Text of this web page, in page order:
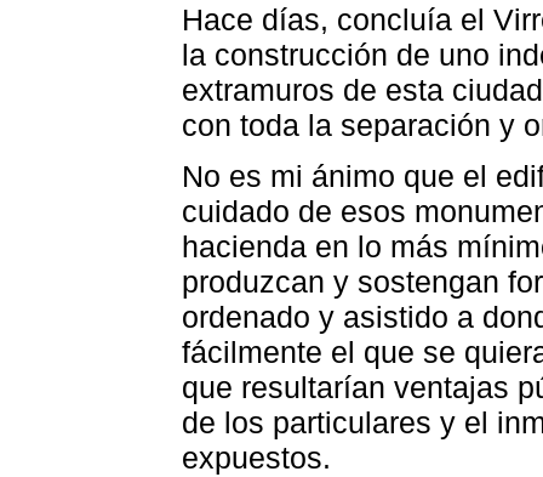
Hace días, concluía el
la construcción de uno
extramuros de esta
con toda la separación y
No es mi ánimo que el
cuidado de esos
hacienda en lo más
produzcan y sostengan
ordenado y asistido a
fácilmente el que se
que resultarían ventajas
de los particulares y el
expuestos.